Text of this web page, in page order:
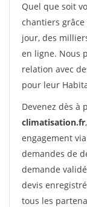
Quel que soit
chantiers grâce
jour, des
en ligne. Nous
relation avec
pour leur
Devenez dès à
climatisation.fr
engagement
demandes de
demande
devis
tous les